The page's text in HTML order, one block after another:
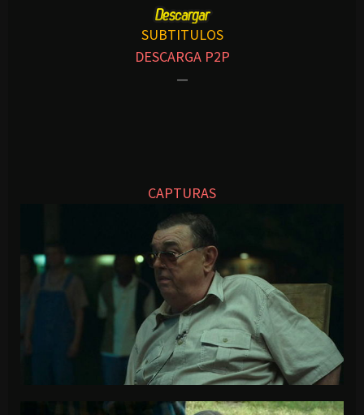
SUBTITULOS
DESCARGA P2P
—
CAPTURAS